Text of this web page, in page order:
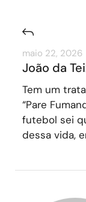
maio 22, 2026
João da
Tem um
“Pare
futebol sei
dessa vida,